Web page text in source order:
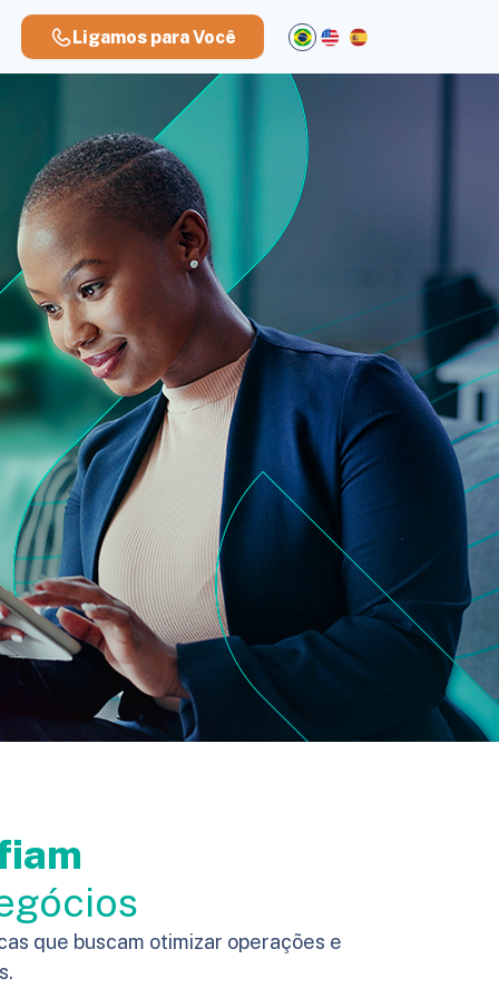
Ligamos para Você
que buscam otimizar operações e